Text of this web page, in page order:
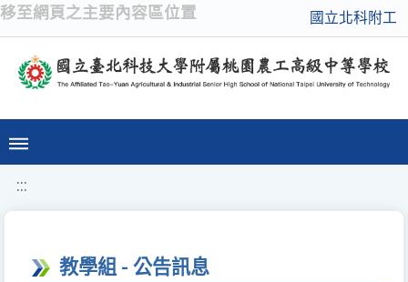
移至網頁之主要內容區位置 國立北科附工
:::
教學組 - 公告訊息